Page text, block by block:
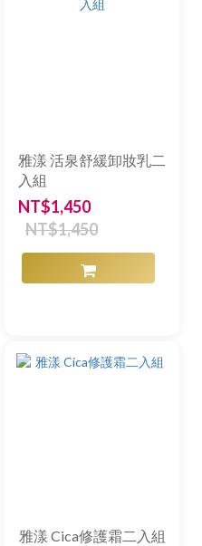
雅漾 活泉舒緩卸妝乳二
入組
NT$1,450
NT$1,450
雅漾 Cica修護霜二入組